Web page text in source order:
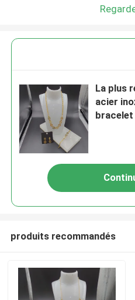
La plus
acier
bracelet
produits recommandés